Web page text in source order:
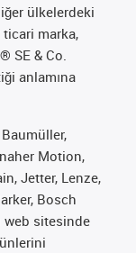
ülkelerdeki
marka,
SE & Co.
anlamına
Motion,
Jetter, Lenze,
Bosch
web sitesinde